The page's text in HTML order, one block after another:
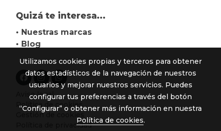
Quizá te interesa...
• Nuestras marcas
• Blog
Aviso legal
Política de cookies
Gestión de cookies
Política de privacidad
Utilizamos cookies propias y terceros para obtener
datos estadísticos de la navegación de nuestros
usuarios y mejorar nuestros servicios. Puedes
configurar tus preferencias a través del botón
“Configurar” o obtener más información en nuestra
Política de cookies.